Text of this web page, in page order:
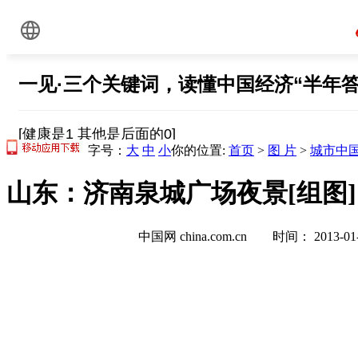
字号： 大 中 小你的位置: 首页 > 图 片 > 城市中
山东：济南泉城广场夜景[组图]
中国网 china.com.cn 时间：